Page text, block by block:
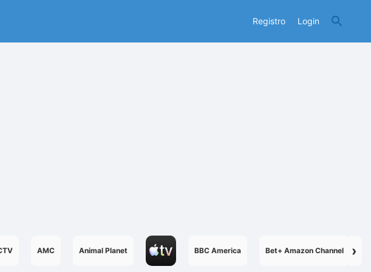
Registro Login
›
AMC Animal Planet BBC America Bet+ Amazon Channel